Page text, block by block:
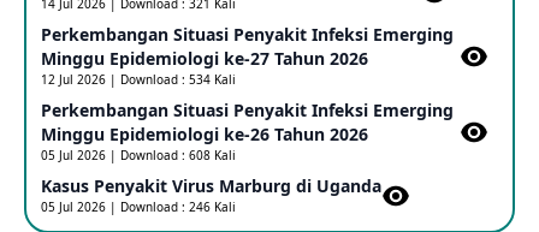
Penetapan Outbreak Penyakit Ebola di RD Kongo dan
Uganda Sebagai PHEIC
17 May 2026
Outbreak Penyakti Ebola di RD Kongo
16 May 2026
Kasus Konfirmasi A(H5NN6) di Cina
14 Jul 2026 | Download : 321 Kali
Perkembangan Situasi Penyakit Infeksi Emerging
Minggu Epidemiologi ke-27 Tahun 2026
12 Jul 2026 | Download : 534 Kali
Perkembangan Situasi Penyakit Infeksi Emerging
Minggu Epidemiologi ke-26 Tahun 2026
05 Jul 2026 | Download : 608 Kali
Kasus Penyakit Virus Marburg di Uganda
05 Jul 2026 | Download : 246 Kali